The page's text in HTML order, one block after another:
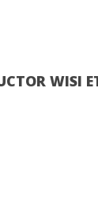
WISI